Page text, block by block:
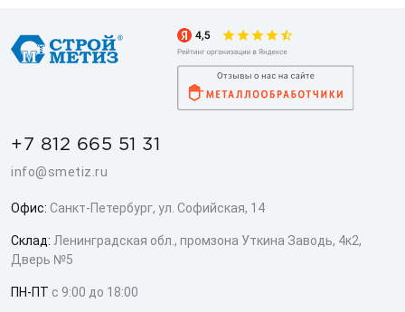
+7 812 665 51 31
info@smetiz.ru
Офис: Санкт-Петербург, ул. Софийская, 14
Склад: Ленинградская обл., промзона Уткина Заводь, 4к2,
Дверь №5
ПН-ПТ с 9:00 до 18:00